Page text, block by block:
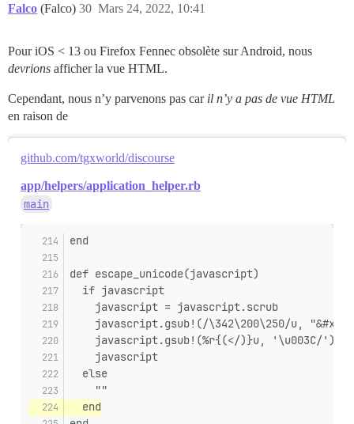
Falco (Falco) Mars 24, 2022, 10:41
30
Pour iOS < 13 ou Firefox Fennec obsolète sur Android, nous
devrions afficher la vue HTML.
Cependant, nous n’y parvenons pas car il n’y a pas de vue HTML
en raison de
github.com/tgxworld/discourse
app/helpers/application_helper.rb
main
end
def escape_unicode(javascript)
  if javascript
    javascript = javascript.scrub
javascript.gsub!(/\342\200\250/u,
    javascript.gsub!(%r{(</)}u, '\u003C/')
    javascript
  else
    ""
  end